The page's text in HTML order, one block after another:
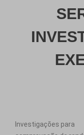
Investigações para